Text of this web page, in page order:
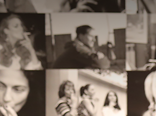
场景
通用单品
礼盒甄选
心意礼赠
喜事连连
时光经典
联名之作
正在发生
『栉佩之美』2026第十届谭木匠
设计大赛
全部 >
新闻
谭木匠第二期“投资人走进工厂”活
动纪实
从“找活路”到“创造美”： 谭木匠亮
相2026“品牌中国行”重庆交流活动
谭木匠“木艺生活家·大师课堂”——
首期雕漆丹心活动圆满收官
加盟介绍
集团介绍
关于谭木匠
宗旨与使命
产品定位